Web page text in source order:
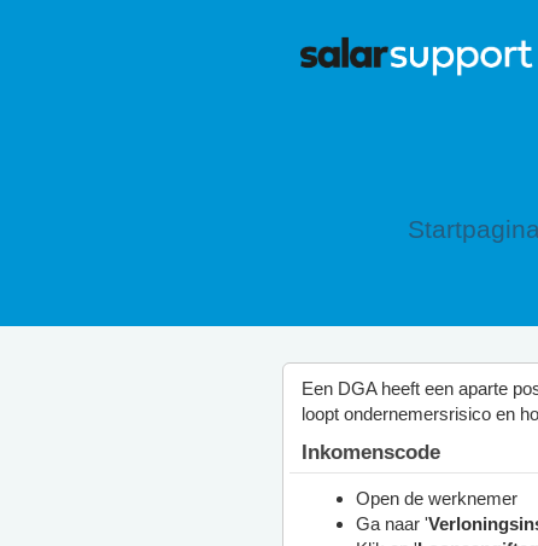
Startpagina
Een DGA heeft een aparte
loopt ondernemersrisico en
Inkomenscode
Open de werknemer
Ga naar '